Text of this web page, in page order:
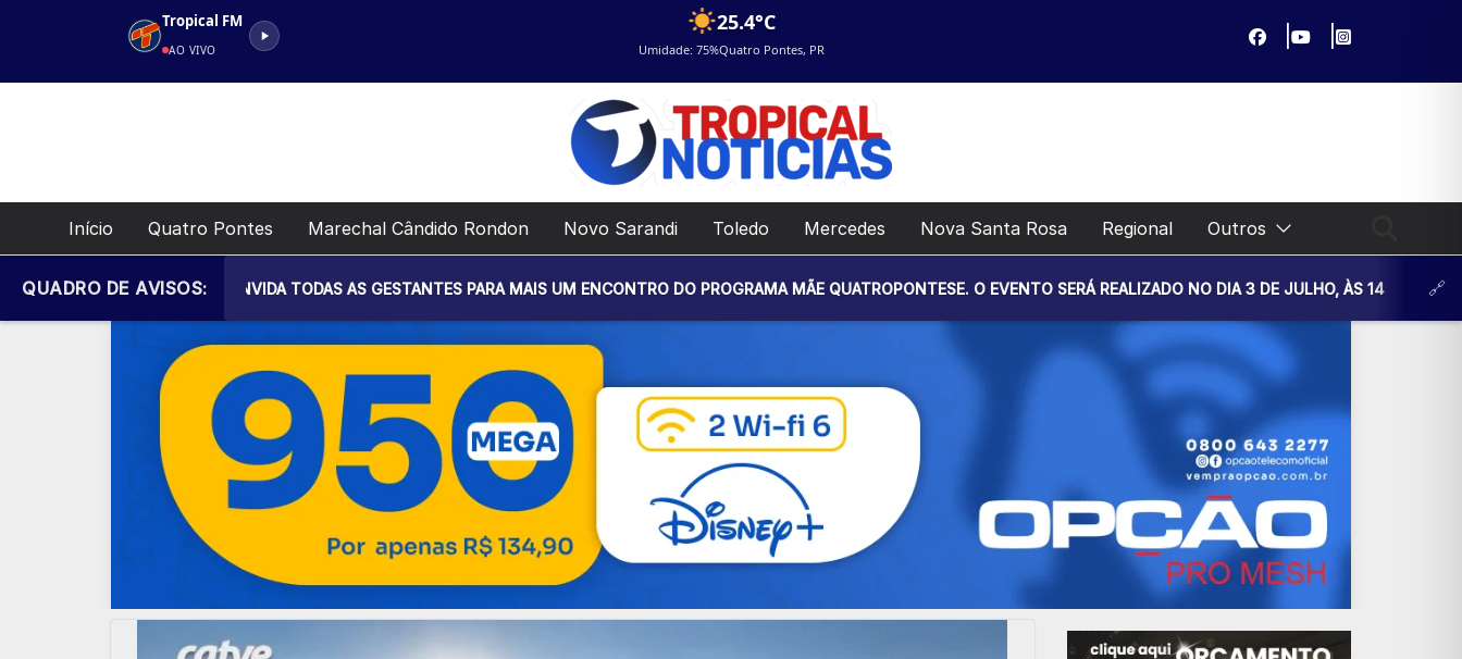
Tropical FM
AO VIVO
25.4°C
Umidade: 75%Quatro Pontes, PR
Início Quatro Pontes Marechal Cândido Rondon Novo Sarandi Toledo Mercedes Nova Santa Rosa Regional Outros
QUADRO DE AVISOS:
DE SAÚDE CONVIDA TODAS AS GESTANTES PARA MAIS UM ENCONTRO DO PROGRAMA MÃE QUATROPONTESE. O EVENTO SERÁ REALIZADO NO DIA 3 DE JULHO, ÀS 14H30, NA UNIDADE